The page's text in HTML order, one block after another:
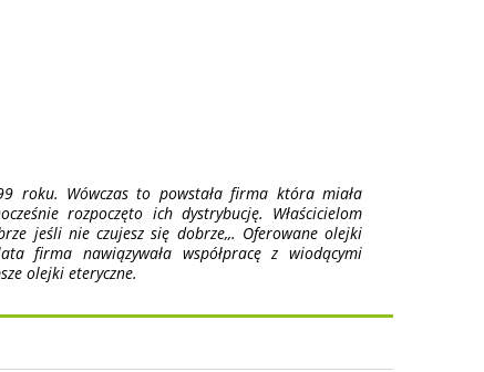
roku. Wówczas to powstała firma która miała
rozpoczęto ich dystrybucję. Właścicielom
jeśli nie czujesz się dobrze,,. Oferowane olejki
firma nawiązywała współpracę z wiodącymi
olejki eteryczne.